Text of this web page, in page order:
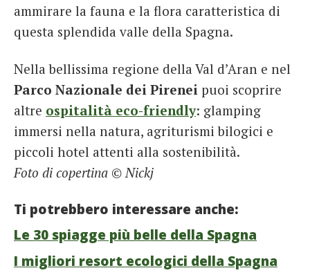
ammirare la fauna e la flora caratteristica di
questa splendida valle della Spagna.
Nella bellissima regione della Val d’Aran e nel
Parco Nazionale dei Pirenei puoi scoprire
altre ospitalità eco-friendly: glamping
immersi nella natura, agriturismi bilogici e
piccoli hotel attenti alla sostenibilità.
Foto di copertina © Nickj
Ti potrebbero interessare anche:
Le 30 spiagge più belle della Spagna
I migliori resort ecologici della Spagna